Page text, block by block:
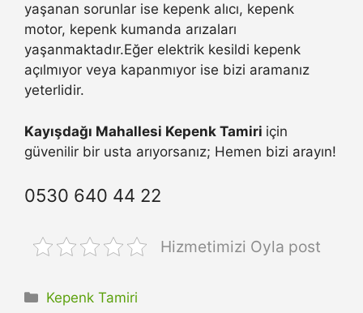
yaşanan sorunlar ise kepenk alıcı, kepenk
motor, kepenk kumanda arızaları
yaşanmaktadır.Eğer elektrik kesildi kepenk
açılmıyor veya kapanmıyor ise bizi aramanız
yeterlidir.
Kayışdağı Mahallesi Kepenk Tamiri için
güvenilir bir usta arıyorsanız; Hemen bizi arayın!
0530 640 44 22
Hizmetimizi Oyla post
Kategoriler
Kepenk Tamiri